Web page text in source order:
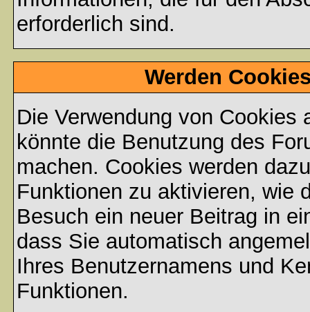
erforderlich sind.
Werden
Die Verwendung von
könnte die Benutzung des
machen. Cookies werden
Funktionen zu aktivieren, wie
Besuch ein neuer Beitrag in
dass Sie automatisch
Ihres Benutzernamens und
Funktionen.